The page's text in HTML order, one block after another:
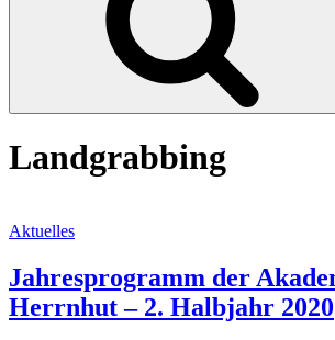
Landgrabbing
Aktuelles
Jahresprogramm der
Herrnhut – 2. Halbjahr 2020